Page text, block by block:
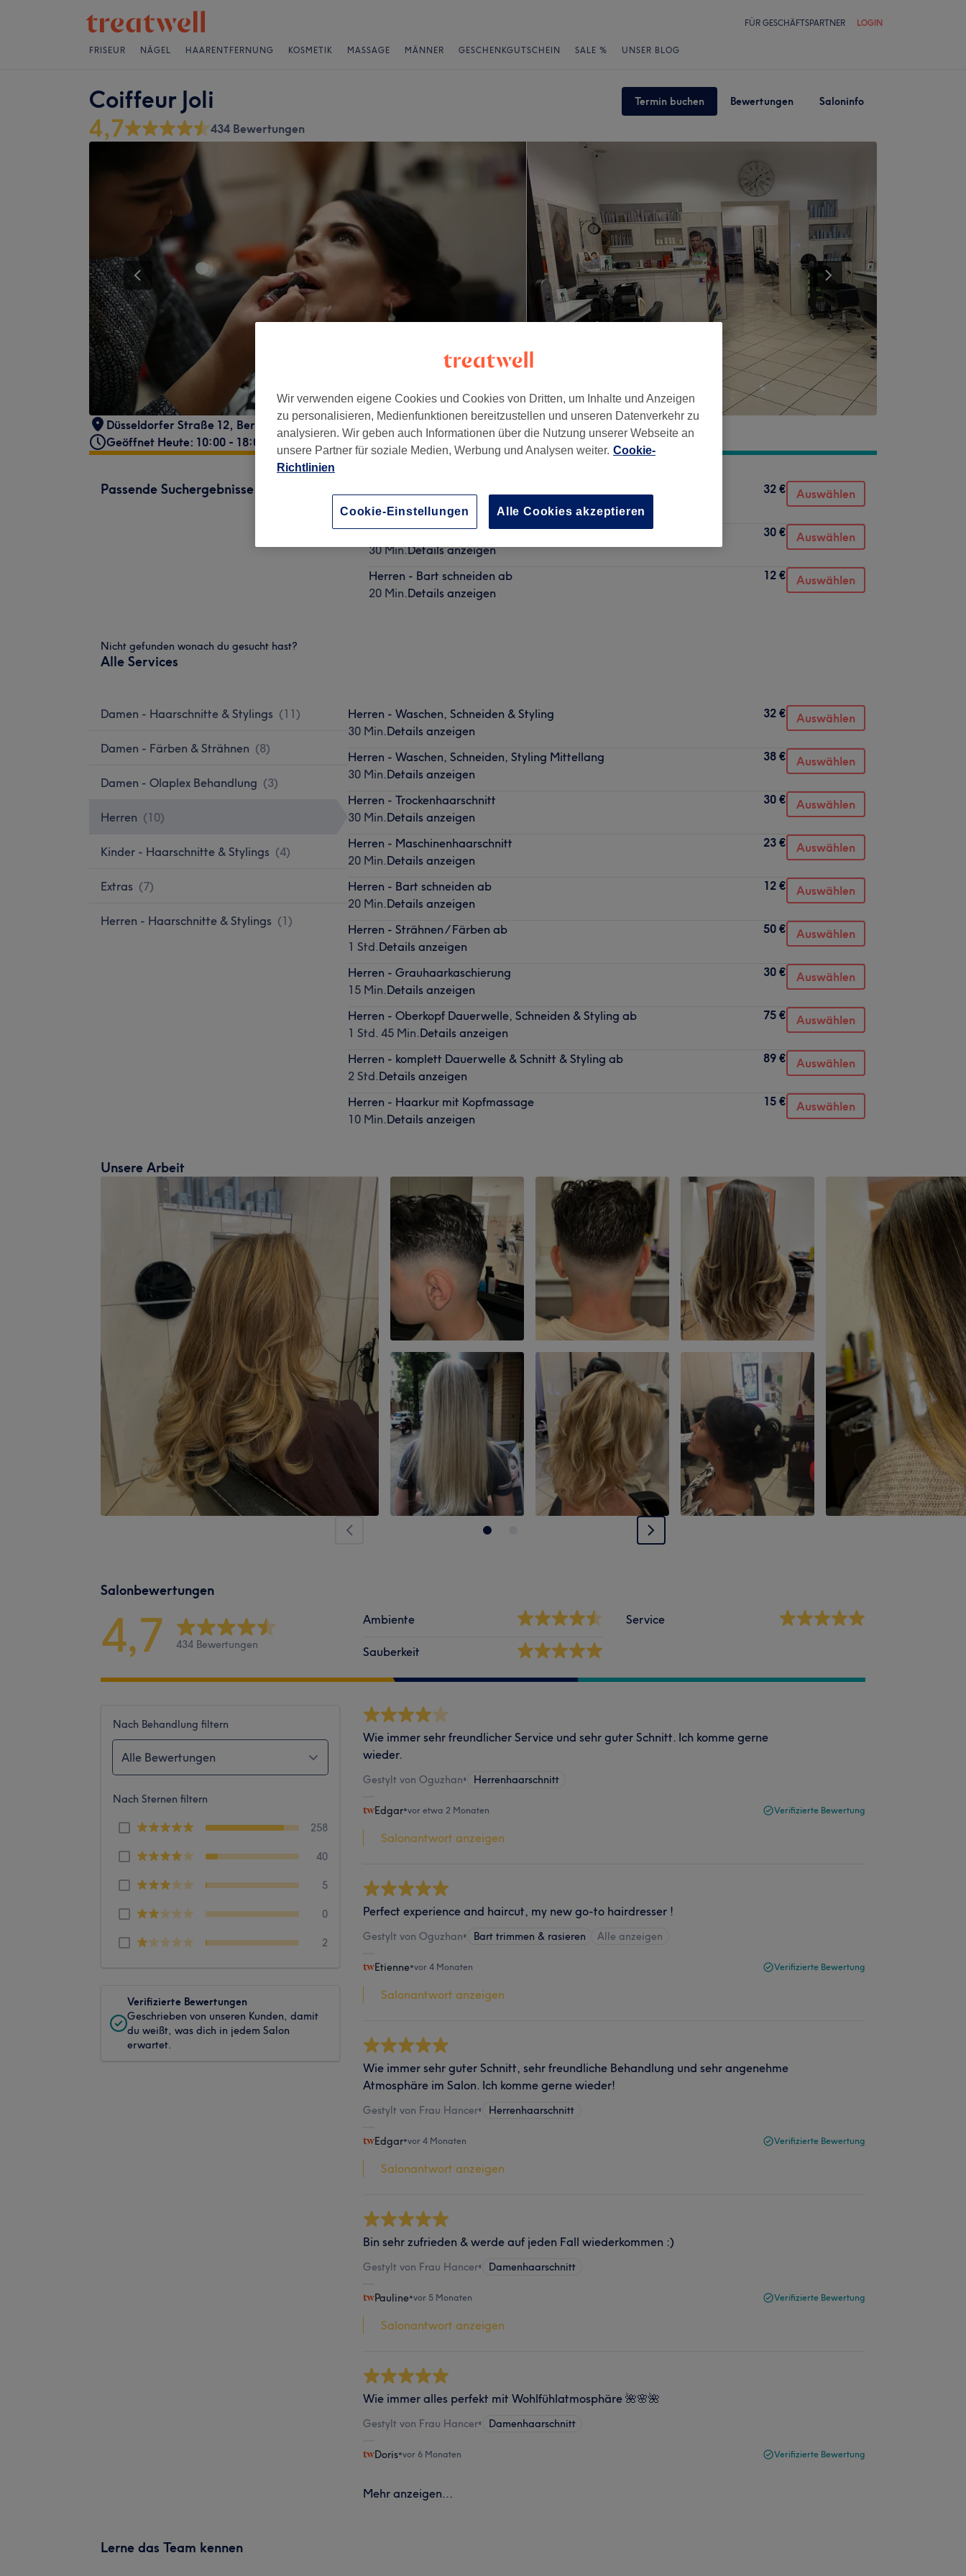
FÜR GESCHÄFTSPARTNER LOGIN
FRISEUR NÄGEL HAARENTFERNUNG KOSMETIK MASSAGE MÄNNER GESCHENKGUTSCHEIN SALE % UNSER BLOG
Coiffeur Joli Termin buchen Bewertungen Saloninfo
4,7 434 Bewertungen
Düsseldorfer Straße 12, Berlin, Wilmersdorf, 10719
Geöffnet Heute: 10:00 - 18:00
Passende Suchergebnisse
30 Min.Details anzeigen
32 € Auswählen
Herren - Trockenhaarschnitt
30 Min.Details anzeigen
30 € Auswählen
Herren - Bart schneiden ab
20 Min.Details anzeigen
12 € Auswählen
Nicht gefunden wonach du gesucht hast?
Alle Services
Damen - Haarschnitte & Stylings (11)
Damen - Färben & Strähnen (8)
Damen - Olaplex Behandlung (3)
Herren (10)
Kinder - Haarschnitte & Stylings (4)
Extras (7)
Herren - Haarschnitte & Stylings (1)
Herren - Waschen, Schneiden & Styling
30 Min.Details anzeigen
32 € Auswählen
Herren - Waschen, Schneiden, Styling Mittellang
30 Min.Details anzeigen
38 € Auswählen
Herren - Trockenhaarschnitt
30 Min.Details anzeigen
30 € Auswählen
Herren - Maschinenhaarschnitt
20 Min.Details anzeigen
23 € Auswählen
Herren - Bart schneiden ab
20 Min.Details anzeigen
12 € Auswählen
Herren - Strähnen / Färben ab
1 Std.Details anzeigen
50 € Auswählen
Herren - Grauhaarkaschierung
15 Min.Details anzeigen
30 € Auswählen
Herren - Oberkopf Dauerwelle, Schneiden & Styling ab
1 Std. 45 Min.Details anzeigen
75 € Auswählen
Herren - komplett Dauerwelle & Schnitt & Styling ab
2 Std.Details anzeigen
89 € Auswählen
Herren - Haarkur mit Kopfmassage
10 Min.Details anzeigen
15 € Auswählen
Unsere Arbeit
Salonbewertungen
4,7 434 Bewertungen
Ambiente
Sauberkeit
Service
Nach Behandlung filtern
Alle Bewertungen
Nach Sternen filtern
258
40
5
0
2
Verifizierte Bewertungen
Geschrieben von unseren Kunden, damit
du weißt, was dich in jedem Salon
erwartet.
Wie immer sehr freundlicher Service und sehr guter Schnitt. Ich komme gerne
wieder.
Gestylt von Oguzhan• Herrenhaarschnitt
Edgar•vor etwa 2 Monaten Verifizierte Bewertung
Salonantwort anzeigen
Perfect experience and haircut, my new go-to hairdresser !
Gestylt von Oguzhan• Bart trimmen & rasieren Alle anzeigen
Etienne•vor 4 Monaten Verifizierte Bewertung
Salonantwort anzeigen
Wie immer sehr guter Schnitt, sehr freundliche Behandlung und sehr angenehme
Atmosphäre im Salon. Ich komme gerne wieder!
Gestylt von Frau Hancer• Herrenhaarschnitt
Edgar•vor 4 Monaten Verifizierte Bewertung
Salonantwort anzeigen
Bin sehr zufrieden & werde auf jeden Fall wiederkommen :)
Gestylt von Frau Hancer• Damenhaarschnitt
Pauline•vor 5 Monaten Verifizierte Bewertung
Salonantwort anzeigen
Wie immer alles perfekt mit Wohlfühlatmosphäre 🌺🌸🌺
Gestylt von Frau Hancer• Damenhaarschnitt
Doris•vor 6 Monaten Verifizierte Bewertung
Mehr anzeigen...
Lerne das Team kennen
Wir verwenden eigene Cookies und Cookies von Dritten, um Inhalte und Anzeigen
zu personalisieren, Medienfunktionen bereitzustellen und unseren Datenverkehr zu
analysieren. Wir geben auch Informationen über die Nutzung unserer Webseite an
unsere Partner für soziale Medien, Werbung und Analysen weiter. Cookie-
Richtlinien
Cookie-Einstellungen Alle Cookies akzeptieren